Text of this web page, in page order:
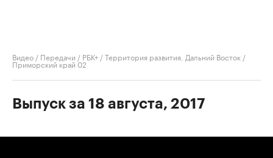
Видео / Передачи / РБК+ / Территория развития. Дальний Восток /
Приморский край 02
Выпуск за 18 августа, 2017